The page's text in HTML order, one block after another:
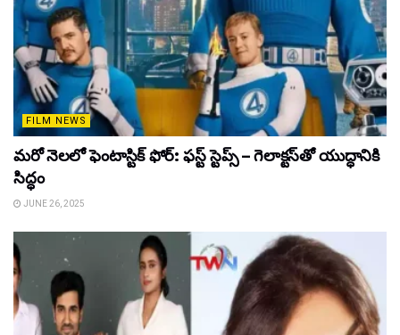
FILM NEWS
మరో నెలలో ఫెంటాస్టిక్ ఫోర్: ఫస్ట్ స్టెప్స్ – గెలాక్టస్‌తో యుద్ధానికి
సిద్ధం
JUNE 26, 2025